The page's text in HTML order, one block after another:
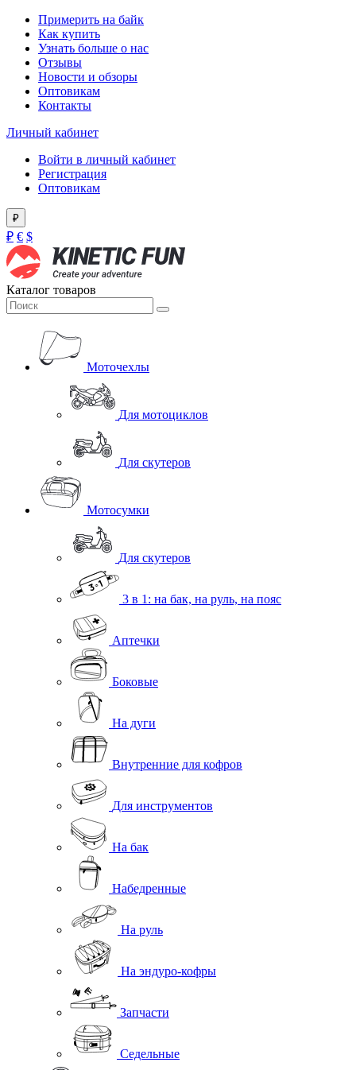
Примерить на байк
Как купить
Узнать больше о нас
Отзывы
Новости и обзоры
Оптовикам
Контакты
Личный кабинет
Войти в личный кабинет
Регистрация
Оптовикам
₽
₽ € $
Каталог товаров
Моточехлы
Для мотоциклов
Для скутеров
Мотосумки
Для скутеров
3 в 1: на бак, на руль, на пояс
Аптечки
Боковые
На дуги
Внутренние для кофров
Для инструментов
На бак
Набедренные
На руль
На эндуро-кофры
Запчасти
Седельные